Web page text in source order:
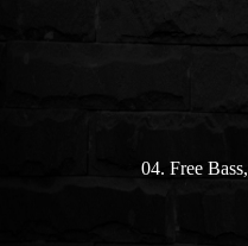
04. Free